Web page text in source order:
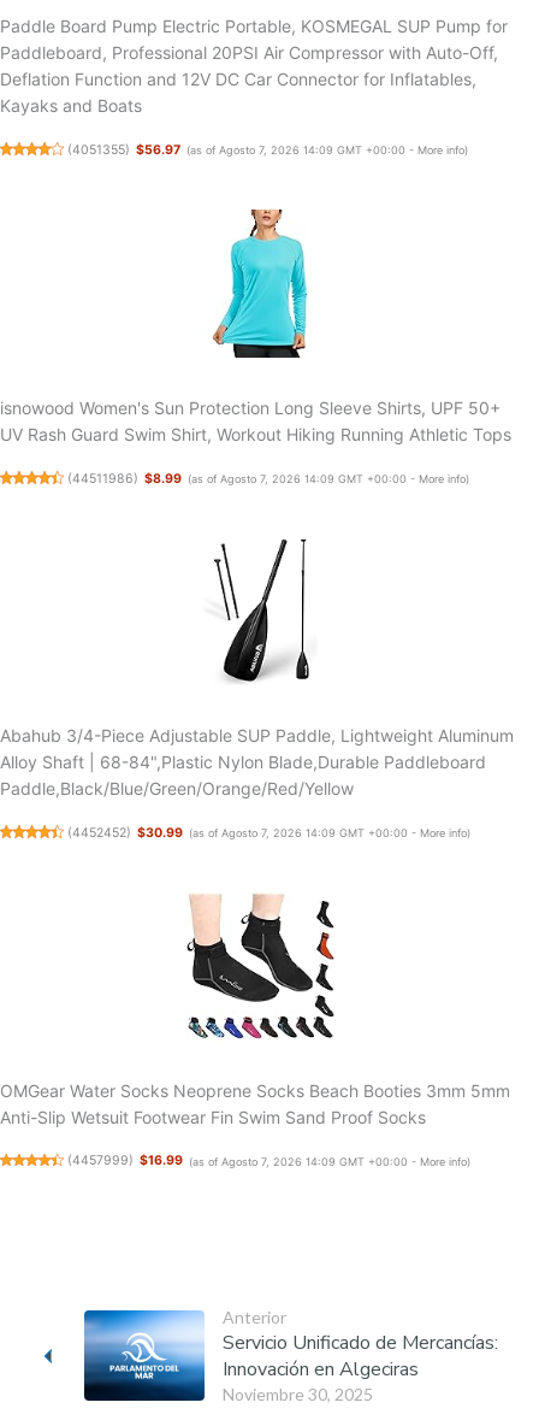
Paddle Board Pump Electric Portable, KOSMEGAL SUP Pump for
Paddleboard, Professional 20PSI Air Compressor with Auto-Off,
Deflation Function and 12V DC Car Connector for Inflatables,
Kayaks and Boats
(4051355) $56.97 (as of Agosto 7, 2026 14:09 GMT +00:00 - More info)
isnowood Women's Sun Protection Long Sleeve Shirts, UPF 50+
UV Rash Guard Swim Shirt, Workout Hiking Running Athletic Tops
(44511986) $8.99 (as of Agosto 7, 2026 14:09 GMT +00:00 - More info)
Abahub 3/4-Piece Adjustable SUP Paddle, Lightweight Aluminum
Alloy Shaft | 68-84",Plastic Nylon Blade,Durable Paddleboard
Paddle,Black/Blue/Green/Orange/Red/Yellow
(4452452) $30.99 (as of Agosto 7, 2026 14:09 GMT +00:00 - More info)
OMGear Water Socks Neoprene Socks Beach Booties 3mm 5mm
Anti-Slip Wetsuit Footwear Fin Swim Sand Proof Socks
(4457999) $16.99 (as of Agosto 7, 2026 14:09 GMT +00:00 - More info)
Anterior
Noviembre 30, 2025
Servicio Unificado de Mercancías:
Innovación en Algeciras